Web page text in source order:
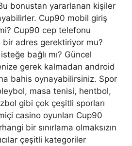
Bu bonustan yararlanan kişiler
Cup90 mobil giriş
Cup90 cep telefonu
adres gerektiriyor mu?
bağlı mı? Güncel
gerek kalmadan android
bahis oynayabilirsiniz. Spor
masa tenisi, hentbol,
gibi çok çeşitli sporları
casino oyunları Cup90
bir sınırlama olmaksızın
çeşitli kategoriler